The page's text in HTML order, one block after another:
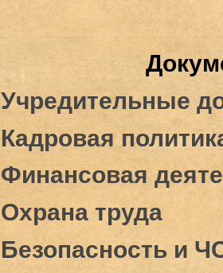
Учредительные
Кадровая
Финансовая
Охрана труда
Безопасность и